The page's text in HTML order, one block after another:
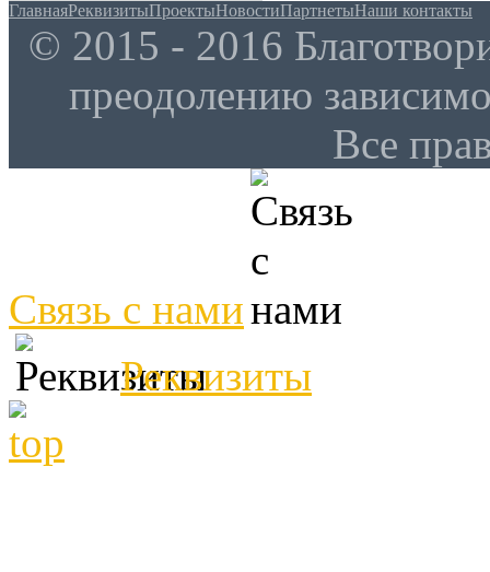
ГлавнаяРеквизитыПроектыНовостиПартнетыНаши контакты
© 2015 - 2016
преодолению
Все
Связь с нами
Реквизиты